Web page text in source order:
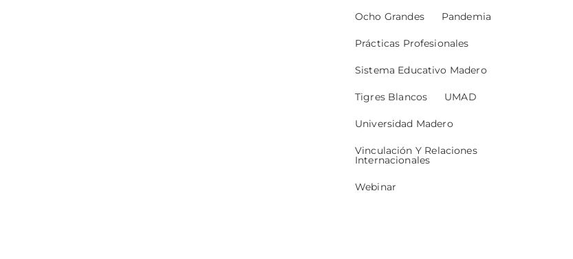
Ocho Grandes Pandemia
Prácticas Profesionales
Sistema Educativo Madero
Tigres Blancos UMAD
Universidad Madero
Vinculación Y Relaciones
Internacionales
Webinar